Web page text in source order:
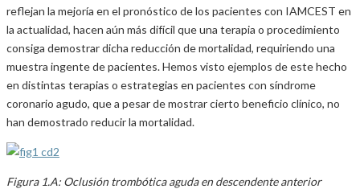
reflejan la mejoría en el pronóstico de los pacientes con IAMCEST en
la actualidad, hacen aún más difícil que una terapia o procedimiento
consiga demostrar dicha reducción de mortalidad, requiriendo una
muestra ingente de pacientes. Hemos visto ejemplos de este hecho
en distintas terapias o estrategias en pacientes con síndrome
coronario agudo, que a pesar de mostrar cierto beneficio clínico, no
han demostrado reducir la mortalidad.
Figura 1.A: Oclusión trombótica aguda en descendente anterior